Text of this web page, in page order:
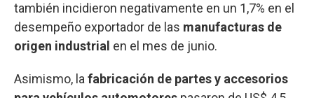
también incidieron negativamente en un 1,7% en el
desempeño exportador de las manufacturas de
origen industrial en el mes de junio.
Asimismo, la fabricación de partes y accesorios